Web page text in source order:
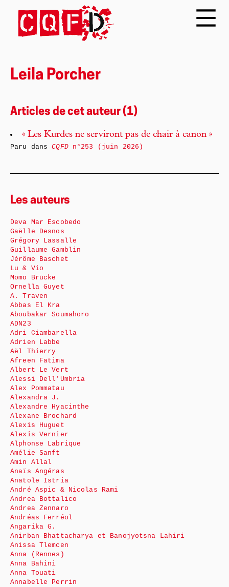
Leila Porcher
Articles de cet auteur (1)
« Les Kurdes ne serviront pas de chair à canon »
Paru dansCQFDn°253 (juin 2026)
Les auteurs
Deva Mar Escobedo
Gaëlle Desnos
Grégory Lassalle
Guillaume Gamblin
Jérôme Baschet
Lu & Vio
Momo Brücke
Ornella Guyet
A. Traven
Abbas El Kra
Aboubakar Soumahoro
ADN23
Adri Ciambarella
Adrien Labbe
Aël Thierry
Afreen Fatima
Albert Le Vert
Alessi Dell’Umbria
Alex Pommatau
Alexandra J.
Alexandre Hyacinthe
Alexane Brochard
Alexis Huguet
Alexis Vernier
Alphonse Labrique
Amélie Sanft
Amin Allal
Anaïs Angéras
Anatole Istria
André Aspic & Nicolas Rami
Andrea Bottalico
Andrea Zennaro
Andréas Ferréol
Angarika G.
Anirban Bhattacharya et Banojyotsna Lahiri
Anissa Tlemcen
Anna (Rennes)
Anna Bahini
Anna Touati
Annabelle Perrin